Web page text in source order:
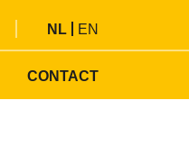
NL EN
CONTACT